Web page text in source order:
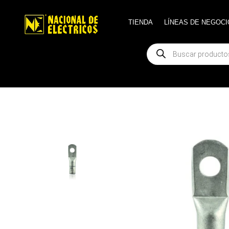
TIENDA LÍNEAS DE
Búsqueda
de
productos
TIENDA LÍNEAS DE
Búsqueda
de
productos